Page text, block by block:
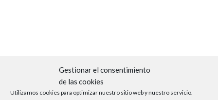
Gestionar el consentimiento
de las cookies
Utilizamos cookies para optimizar nuestro sitio web y nuestro servicio.